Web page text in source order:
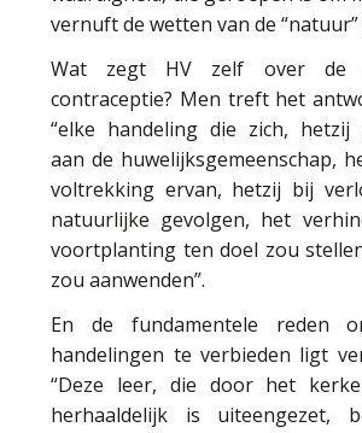
vernuft de wetten van de
Wat zegt HV zelf over de
contraceptie? Men treft het
“elke handeling die zich, hetzij
aan de huwelijksgemeenschap,
voltrekking ervan, hetzij bij
natuurlijke gevolgen, het
voortplanting ten doel zou
zou aanwenden”.
En de fundamentele reden
handelingen te verbieden ligt
“Deze leer, die door het
herhaaldelijk is uiteengezet,